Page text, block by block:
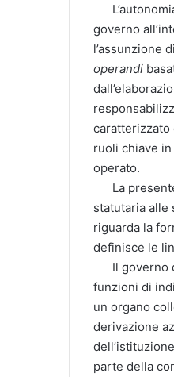
governo
l’assunzione
operandi
caratterizzato
ruoli chiave
operato.
La presente
statutaria alle
riguarda la
definisce le
Il governo
funzioni di
un organo
derivazione
parte della